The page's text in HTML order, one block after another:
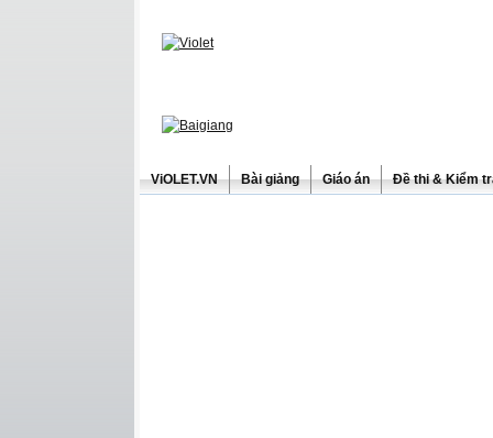
ViOLET.VN Bài giảng Giáo án Đề thi & Kiểm